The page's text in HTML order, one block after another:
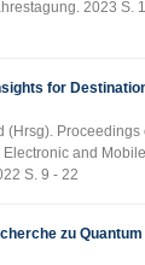
2023 S.
for
(Hrsg). Proceedings
and Mobile
S. 9 - 22
zu Quantum